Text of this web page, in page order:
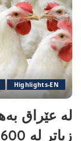
Highlights-EN
لە عێراق
زیاتر لە 600 هەزار كرێكار بێكاربوون